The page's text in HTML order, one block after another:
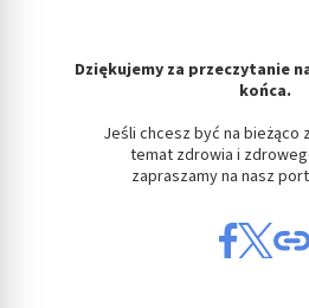
Dziękujemy za przeczytanie
końca.
Jeśli chcesz być na bieżąco
temat zdrowia i
zapraszamy na nasz